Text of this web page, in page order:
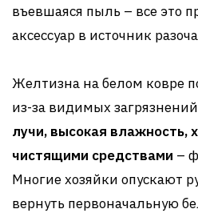
въевшаяся пыль – все это
аксессуар в источник
Желтизна на белом ковре
из-за видимых
лучи, высокая влажность,
чистящими средствами –
Многие хозяйки опускают
вернуть первоначальную